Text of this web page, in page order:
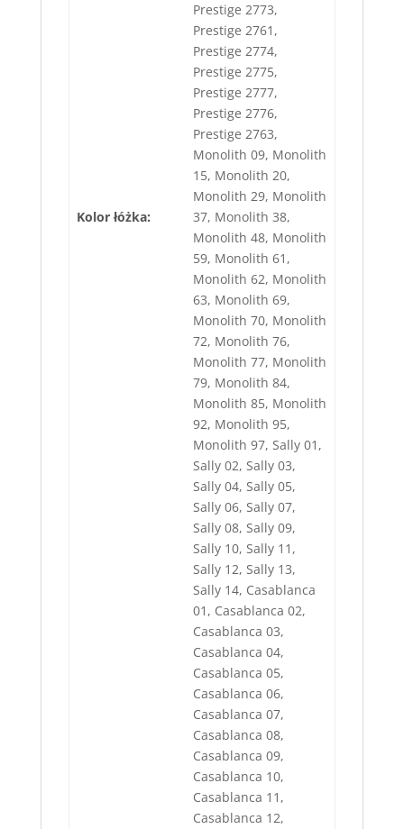
Kolor łóżka:
Prestige 2773,
Prestige 2761,
Prestige 2774,
Prestige 2775,
Prestige 2777,
Prestige 2776,
Prestige 2763,
Monolith 09, Monolith
15, Monolith 20,
Monolith 29, Monolith
37, Monolith 38,
Monolith 48, Monolith
59, Monolith 61,
Monolith 62, Monolith
63, Monolith 69,
Monolith 70, Monolith
72, Monolith 76,
Monolith 77, Monolith
79, Monolith 84,
Monolith 85, Monolith
92, Monolith 95,
Monolith 97, Sally 01,
Sally 02, Sally 03,
Sally 04, Sally 05,
Sally 06, Sally 07,
Sally 08, Sally 09,
Sally 10, Sally 11,
Sally 12, Sally 13,
Sally 14, Casablanca
01, Casablanca 02,
Casablanca 03,
Casablanca 04,
Casablanca 05,
Casablanca 06,
Casablanca 07,
Casablanca 08,
Casablanca 09,
Casablanca 10,
Casablanca 11,
Casablanca 12,